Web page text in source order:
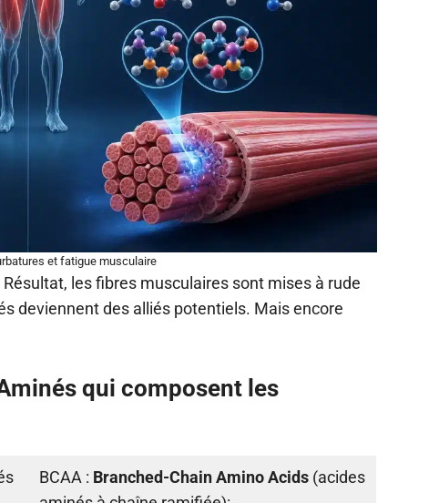
et fatigue musculaire
les fibres musculaires sont mises à rude
deviennent des alliés potentiels. Mais encore
qui composent les
BCAA : Branched-Chain Amino Acids (acides